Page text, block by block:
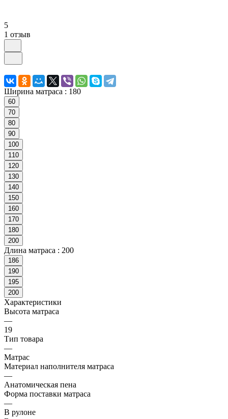
5
1 отзыв
Ширина матраса : 180
60
70
80
90
100
110
120
130
140
150
160
170
180
200
Длина матраса : 200
186
190
195
200
Характеристики
Высота матраса
—
19
Тип товара
—
Матрас
Материал наполнителя матраса
—
Анатомическая пена
Форма поставки матраса
—
В рулоне